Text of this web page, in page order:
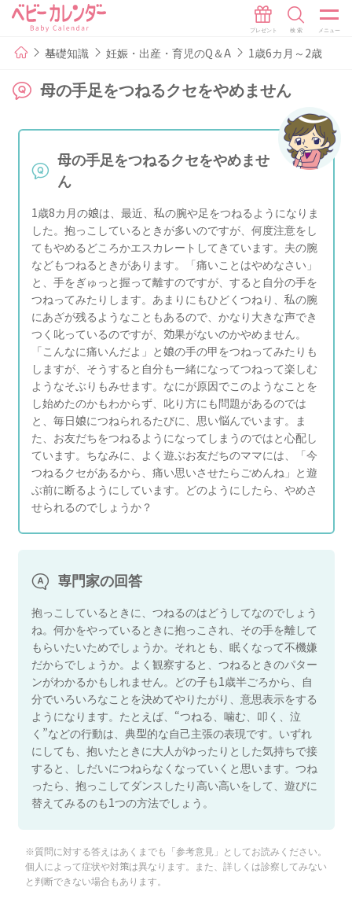
基礎知識 妊娠・出産・育児のQ＆A 1歳6カ月～2歳
母の手足をつねるクセをやめません
母の手足をつねるクセをやめませ
ん
1歳8カ月の娘は、最近、私の腕や足をつねるようになりま
した。抱っこしているときが多いのですが、何度注意をし
てもやめるどころかエスカレートしてきています。夫の腕
などもつねるときがあります。「痛いことはやめなさい」
と、手をぎゅっと握って離すのですが、すると自分の手を
つねってみたりします。あまりにもひどくつねり、私の腕
にあざが残るようなこともあるので、かなり大きな声でき
つく叱っているのですが、効果がないのかやめません。
「こんなに痛いんだよ」と娘の手の甲をつねってみたりも
しますが、そうすると自分も一緒になってつねって楽しむ
ようなそぶりもみせます。なにが原因でこのようなことを
し始めたのかもわからず、叱り方にも問題があるのでは
と、毎日娘につねられるたびに、思い悩んでいます。ま
た、お友だちをつねるようになってしまうのではと心配し
ています。ちなみに、よく遊ぶお友だちのママには、「今
つねるクセがあるから、痛い思いさせたらごめんね」と遊
ぶ前に断るようにしています。どのようにしたら、やめさ
せられるのでしょうか？
専門家の回答
抱っこしているときに、つねるのはどうしてなのでしょう
ね。何かをやっているときに抱っこされ、その手を離して
もらいたいためでしょうか。それとも、眠くなって不機嫌
だからでしょうか。よく観察すると、つねるときのパター
ンがわかるかもしれません。どの子も1歳半ごろから、自
分でいろいろなことを決めてやりたがり、意思表示をする
ようになります。たとえば、“つねる、噛む、叩く、泣
く”などの行動は、典型的な自己主張の表現です。いずれ
にしても、抱いたときに大人がゆったりとした気持ちで接
すると、しだいにつねらなくなっていくと思います。つね
ったら、抱っこしてダンスしたり高い高いをして、遊びに
替えてみるのも1つの方法でしょう。
※質問に対する答えはあくまでも「参考意見」としてお読みください。
個人によって症状や対策は異なります。また、詳しくは診察してみない
と判断できない場合もあります。